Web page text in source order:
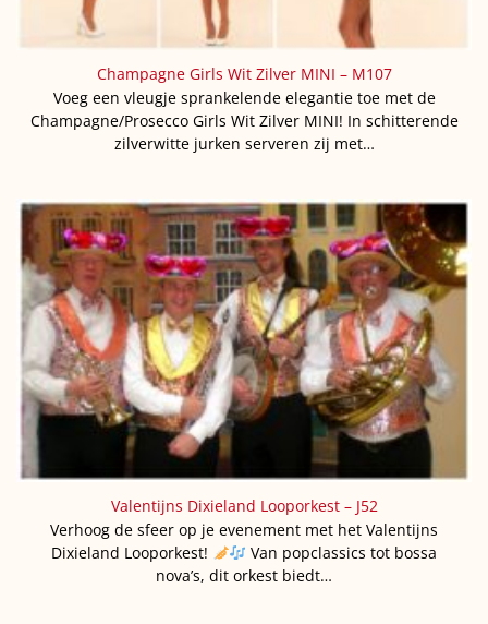
Champagne Girls Wit Zilver MINI – M107
Voeg een vleugje sprankelende elegantie toe met de
Champagne/Prosecco Girls Wit Zilver MINI! In schitterende
zilverwitte jurken serveren zij met…
Valentijns Dixieland Looporkest – J52
Verhoog de sfeer op je evenement met het Valentijns
Dixieland Looporkest!
Van popclassics tot bossa
nova’s, dit orkest biedt…